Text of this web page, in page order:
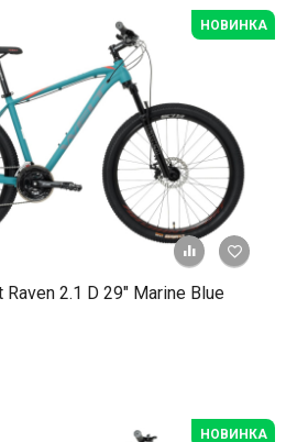
НОВИНКА
+ К
2.1 D 29" Marine Blue
НОВИНКА